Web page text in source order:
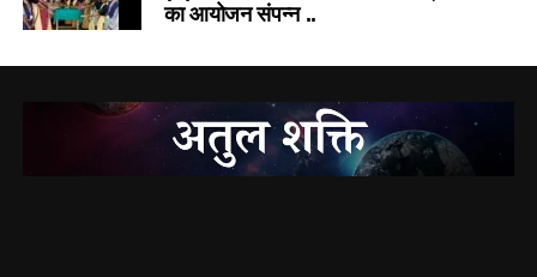
का आयोजन संपन्न ..